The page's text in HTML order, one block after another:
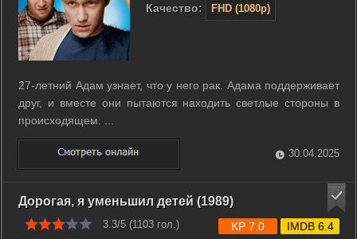
Качество:
FHD (1080p)
27-летний Адам узнает, что у него рак. Адама поддерживает
друг, и вместе они пытаются находить светлые стороны в
происходящем. ...
30.04.2025
Дорогая, я уменьшил детей (1989)
3.3/5 (1103 гол.) KP 7.0 IMDB 6.4